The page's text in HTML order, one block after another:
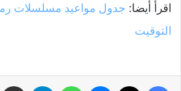
اقرأ أيضا:
التوقيت
فيسبوك ماسنجر واتساب تيلقرام